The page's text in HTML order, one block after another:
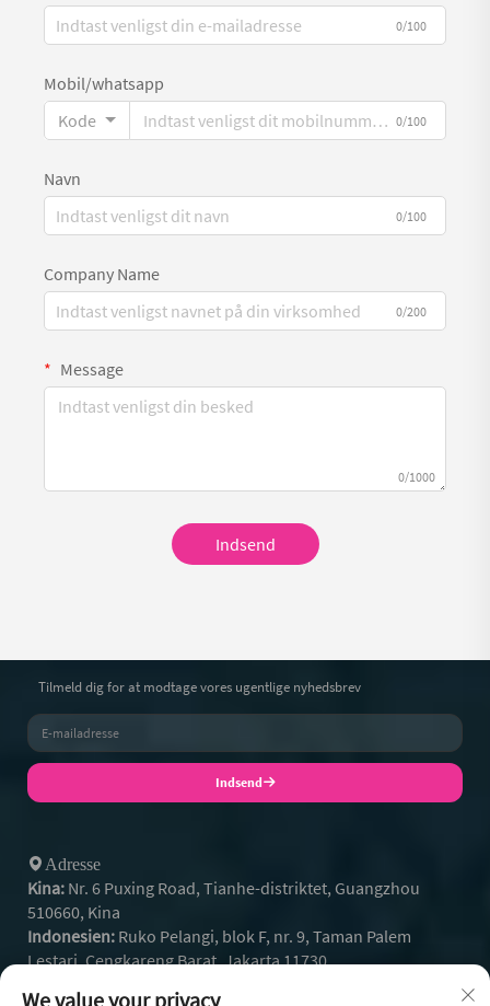
0/100
Mobil/whatsapp
Kode
0/100
Navn
0/100
Company Name
0/200
Message
0/1000
Indsend
Tilmeld dig for at modtage vores ugentlige nyhedsbrev
Indsend
Adresse
Kina: Nr. 6 Puxing Road, Tianhe-distriktet, Guangzhou
510660, Kina
Indonesien: Ruko Pelangi, blok F, nr. 9, Taman Palem
Lestari, Cengkareng Barat, Jakarta 11730
We value your privacy